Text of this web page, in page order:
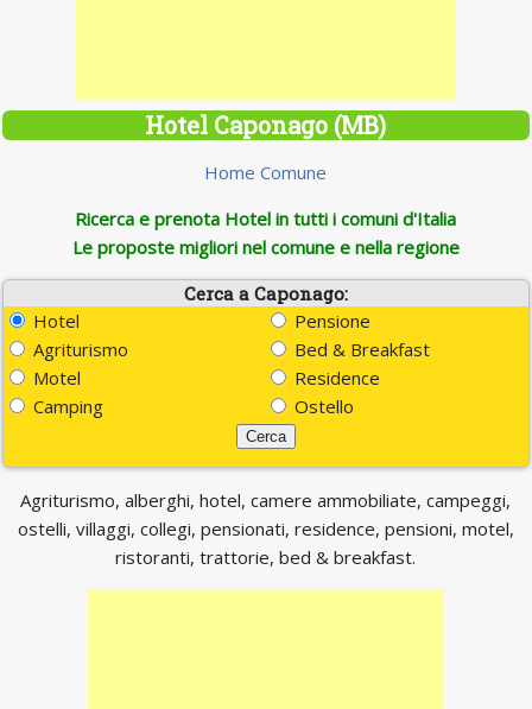
Hotel Caponago (MB)
Home Comune
Ricerca e prenota Hotel in tutti i comuni d'Italia
Le proposte migliori nel comune e nella regione
Cerca a Caponago:
Hotel
Pensione
Agriturismo
Bed & Breakfast
Motel
Residence
Camping
Ostello
Agriturismo, alberghi, hotel, camere ammobiliate, campeggi,
ostelli, villaggi, collegi, pensionati, residence, pensioni, motel,
ristoranti, trattorie, bed & breakfast.